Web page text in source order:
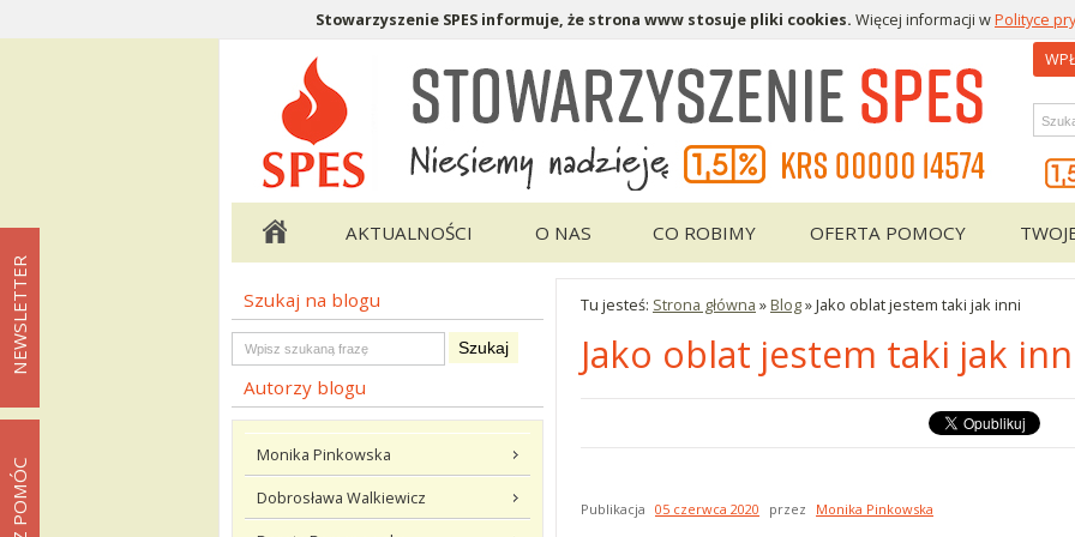
Stowarzyszenie SPES informuje, że strona www stosuje pliki cookies. Więcej informacji wPolityce
Menu pomocnicze
Menu główne
AKTUALNOŚCI O NAS CO ROBIMY OFERTA POMOCY
Menu podstrony Blog
Szukaj na blogu
Szukaj na blogu
Autorzy blogu
Monika Pinkowska
Dobrosława Walkiewicz
Tu jesteś: Strona główna » Blog»Jako oblat jestem taki jak inni
Jako oblat jestem taki jak
Publikacja 05 czerwca 2020 przez Monika Pinkowska
NEWSLETTER